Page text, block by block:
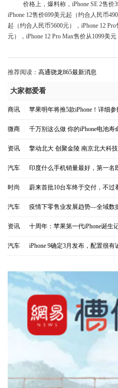
价格上，爆料称，iPhone SE 2售价
iPhone 12售价699美元起（约合人民币
起（约合人民币5600元），iPhone 12
元），iPhone 12 Pro Max售价从1099美
推荐阅读： 高通骁龙865最新消息
大家都爱看
商讯 苹果明年将推5款iPhone！详细
微商 千万别这么做 你的iPhone电池寿
资讯 擎动北大 创聚金陵 南京北大科
汽车 印度什么手机销量最好，第一名
时尚 蔚来首批10台车终于交付，不过
汽车 疫情下零售业发展趋势—全域数
资讯 十周年：苹果第一代iPhone诞生
汽车 iPhone 9确定3月发布，配置很有